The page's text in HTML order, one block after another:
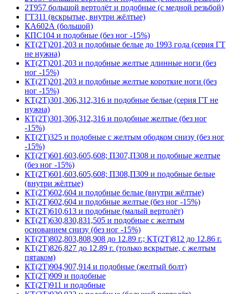
2Т957 большой вертолёт и подобные (с медной резьбой)
ГТ311 (вскрытые, внутри жёлтые)
КА602А (большой)
КПС104 и подобные (без ног -15%)
КТ(2Т)201,203 и подобные белые до 1993 года (серия ГТ
не нужна)
КТ(2Т)201,203 и подобные желтые длинные ноги (без
ног -15%)
КТ(2Т)201,203 и подобные желтые короткие ноги (без
ног -15%)
КТ(2Т)301,306,312,316 и подобные белые (серия ГТ не
нужна)
КТ(2Т)301,306,312,316 и подобные желтые (без ног
-15%)
КТ(2Т)325 и подобные с желтым ободком снизу (без ног
-15%)
КТ(2Т)601,603,605,608; П307,П308 и подобные желтые
(без ног -15%)
КТ(2Т)601,603,605,608; П308,П309 и подобные белые
(внутри жёлтые)
КТ(2Т)602,604 и подобные белые (внутри жёлтые)
КТ(2Т)602,604 и подобные желтые (без ног -15%)
КТ(2Т)610,613 и подобные (малый вертолёт)
КТ(2Т)630,830,831,505 и подобные с желтым
основанием снизу (без ног -15%)
КТ(2Т)802,803,808,908 до 12.89 г.; КТ(2Т)812 до 12.86 г.
КТ(2Т)826,827 до 12.89 г. (только вскрытые, с желтым
пятаком)
КТ(2Т)904,907,914 и подобные (желтый болт)
КТ(2Т)909 и подобные
КТ(2Т)911 и подобные